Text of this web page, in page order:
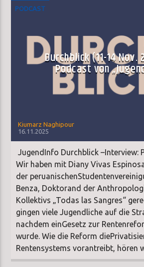
PODCAST
Durchblick (11-14 Nov.
Podcast von
Kiumarz Naghipour
16.11.2025
JugendInfo Durchblick –Interview:
Wir haben mit Diany Vivas
der
Benza, Doktorand der
Kollektivs „Todas las Sangres“
gingen viele Jugendliche auf die
nachdem einGesetz zur
wurde. Wie die Reform
Rentensystems vorantreibt, hören